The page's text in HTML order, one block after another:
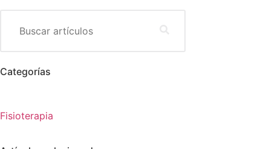
Categorías
Fisioterapia